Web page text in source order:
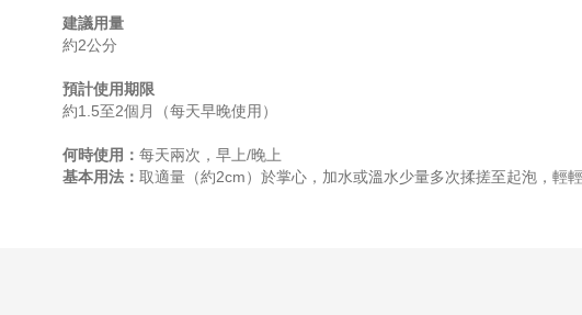
建議用量
約2公分
預計使用期限
約1.5至2個月（每天早晚使用）
何時使用： 每天兩次， 早上/晚上
基本用法： 取適量（約2cm）於掌心，加水或溫水少量多次揉搓至起泡，輕